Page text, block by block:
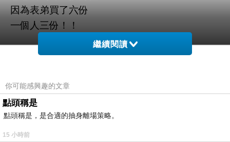
因為表弟買了六份
一個人三份！！
早上的早餐
中餐還三份⋯
然後
二表妹還買刨冰來公司
繼續閱讀
你可能感興趣的文章
點頭稱是
點頭稱是，是合適的抽身離場策略。
15 小時前